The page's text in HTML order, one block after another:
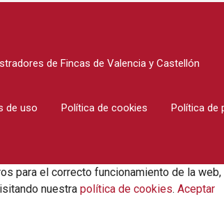
de Fincas de Valencia y Castellón
de uso Política de cookies Política de
para el correcto funcionamiento de la
nuestra política de cookies. Aceptar